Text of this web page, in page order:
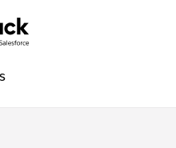
supplémentaires